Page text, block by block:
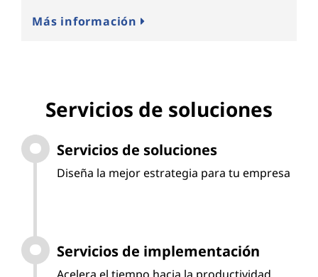
Más información
Servicios de soluciones
Servicios de soluciones
Diseña la mejor estrategia para tu empresa
Servicios de implementación
Acelera el tiempo hacia la productividad